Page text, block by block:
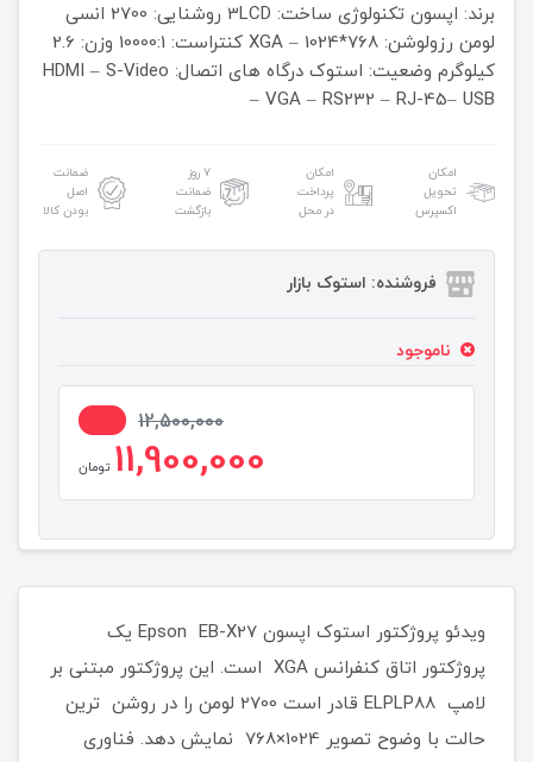
برند: اپسون تکنولوژی ساخت: 3LCD
روشنایی: 2700 انسی
لومن رزولوشن: XGA – 1024*768 کنتراست: 10000:1
وزن: 2.6
کیلوگرم وضعیت: استوک
درگاه های اتصال: HDMI – S-Video
– VGA – RS232 – RJ-45– USB
امکان
تحویل
اکسپرس
امکان
پرداخت
در محل
۷ روز
ضمانت
بازگشت
ضمانت
اصل
بودن کالا
فروشنده: استوک بازار
ناموجود
12,500,000
11,900,000 تومان
ویدئو پروژکتور استوک اپسون Epson EB-X27 یک
پروژکتور اتاق کنفرانس XGA است. این پروژکتور مبتنی بر
لامپ ELPLP88 قادر است 2700 لومن را در روشن ترین
حالت با وضوح تصویر 1024×768 نمایش دهد. فناوری